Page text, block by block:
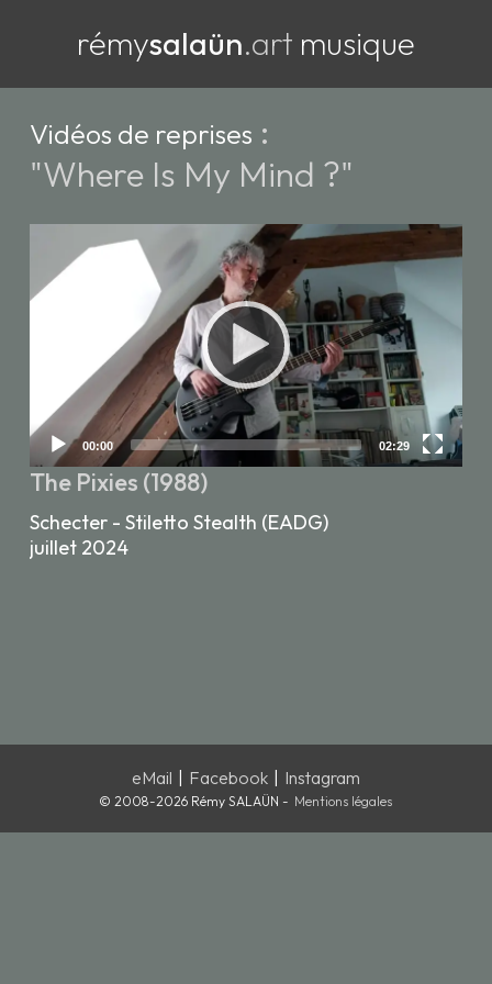
rémysalaün.art musique
Vidéos de reprises :
"Where Is My Mind ?"
Player
Current
time
00:00
Total
duration
02:29
The Pixies (1988)
Schecter - Stiletto Stealth (EADG)
juillet 2024
eMail Facebook Instagram
© 2008-2026 Rémy SALAÜN - Mentions légales